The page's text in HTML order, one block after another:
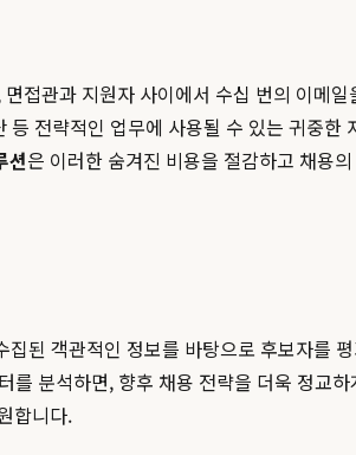
접관과 지원자 사이에서 수십 번의 이메
전략적인 업무에 사용될 수 있는 귀중한
션은 이러한 숨겨진 비용을 절감하고 채용
된 객관적인 정보를 바탕으로 후보자를
분석하면, 향후 채용 전략을 더욱 정교
합니다.